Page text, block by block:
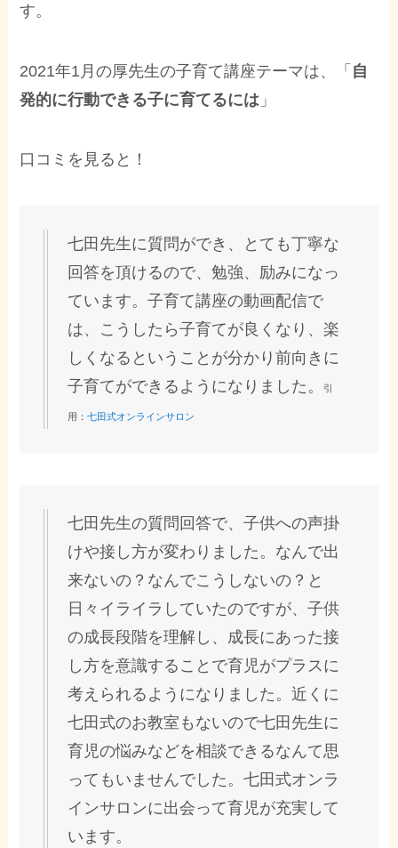
す。
2021年1月の厚先生の子育て講座テーマは、「 自
発的に行動できる子に育てるには 」
口コミを見ると！
七田先生に質問ができ、とても丁寧な
回答を頂けるので、勉強、励みになっ
ています。子育て講座の動画配信で
は、こうしたら子育てが良くなり、楽
しくなるということが分かり前向きに
子育てができるようになりました。
引
用：七田式オンラインサロン
七田先生の質問回答で、子供への声掛
けや接し方が変わりました。なんで出
来ないの？なんでこうしないの？と
日々イライラしていたのですが、子供
の成長段階を理解し、成長にあった接
し方を意識することで育児がプラスに
考えられるようになりました。近くに
七田式のお教室もないので七田先生に
育児の悩みなどを相談できるなんて思
ってもいませんでした。七田式オンラ
インサロンに出会って育児が充実して
います。